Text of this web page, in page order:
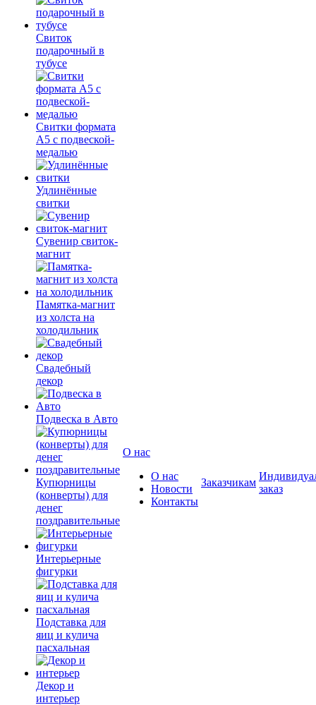
Свиток
подарочный в
тубусе
Свитки формата
А5 с подвеской-
медалью
Удлинённые
свитки
Сувенир свиток-
магнит
Памятка-магнит
из холста на
холодильник
Свадебный
декор
Подвеска в Авто
Купюрницы
(конверты) для
денег
поздравительные
Интерьерные
фигурки
Подставка для
яиц и кулича
пасхальная
Декор и
интерьер
О нас
О нас
Новости
Контакты
Заказчикам
заказ